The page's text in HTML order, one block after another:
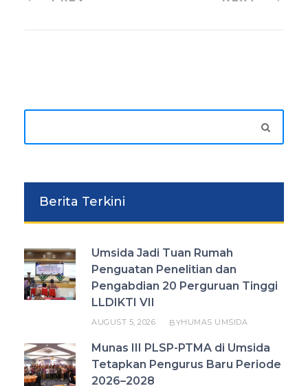
Berita Terkini
Umsida Jadi Tuan Rumah
Penguatan Penelitian dan
Pengabdian 20 Perguruan Tinggi
LLDIKTI VII
AUGUST 5, 2026 BYHUMAS UMSIDA
Munas III PLSP-PTMA di Umsida
Tetapkan Pengurus Baru Periode
2026–2028